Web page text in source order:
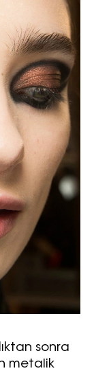
sitesi
onay
sonra
metalik